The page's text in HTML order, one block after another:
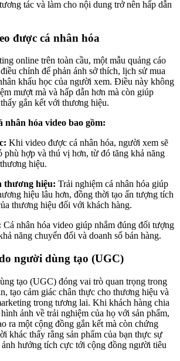
tác và làm cho nội dung trở nên hấp dẫn
được cá nhân hóa
online trên toàn cầu, một mẫu quảng cáo
chỉnh để phản ánh sở thích, lịch sử mua
khẩu học của người xem. Điều này không
mượt mà và hấp dẫn hơn mà còn giúp
gắn kết với thương hiệu.
nhân hóa video bao gồm:
Khi video được cá nhân hóa, người xem sẽ
phù hợp và thú vị hơn, từ đó tăng khả năng
hiệu.
thương hiệu: Trải nghiệm cá nhân hóa giúp
hiệu lâu hơn, đồng thời tạo ấn tượng tích
thương hiệu đối với khách hàng.
Cá nhân hóa video giúp nhắm đúng đối tượng
năng chuyển đổi và doanh số bán hàng.
người dùng tạo (UGC)
tạo (UGC) đóng vai trò quan trọng trong
tạo cảm giác chân thực cho thương hiệu và
trong tương lai. Khi khách hàng chia
ảnh về trải nghiệm của họ với sản phẩm,
ra một cộng đồng gắn kết mà còn chứng
khác thấy rằng sản phẩm của bạn thực sự
hưởng tích cực tới cộng đồng người tiêu